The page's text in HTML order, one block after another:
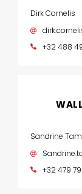
Dirk Cornelis
+32 488
Sandrine
+32 479